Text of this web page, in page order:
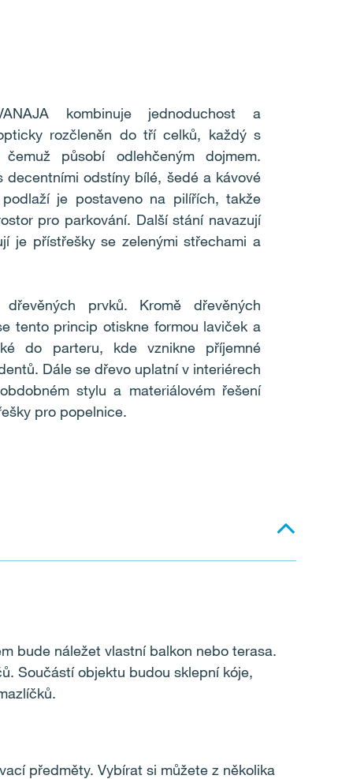
kombinuje jednoduchost a
rozčleněn do tří celků, každý s
působí odlehčeným dojmem.
decentními odstíny bílé, šedé a kávové
je postaveno na pilířích, takže
pro parkování. Další stání navazují
je přístřešky se zelenými střechami a
prvků. Kromě dřevěných
tento princip otiskne formou laviček a
do parteru, kde vznikne příjemné
Dále se dřevo uplatní v interiérech
stylu a materiálovém řešení
pro popelnice.
bude náležet vlastní balkon nebo terasa.
Součástí objektu budou sklepní kóje,
předměty. Vybírat si můžete z několika